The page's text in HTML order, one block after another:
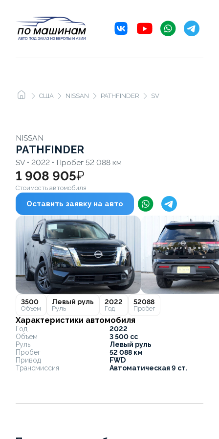
США NISSAN PATHFINDER SV
NISSAN
PATHFINDER
SV • 2022 • Пробег 52 088 км
1 908 905₽
Стоимость автомобиля
Оставить заявку на авто
3500
Объем
Левый руль
Руль
2022
Год
52088
Пробег
Характеристики автомобиля
Год
2022
Объем
3 500 cc
Руль
Левый руль
Пробег
52 088 км
Привод
FWD
Трансмиссия
Автоматическая 9 ст.